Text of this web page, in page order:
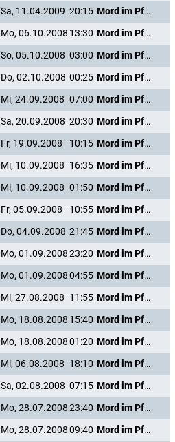
Sa, 11.04.2009 20:15
Mord im Pfarrhaus
Mo, 06.10.2008 13:30
Mord im Pfarrhaus
So, 05.10.2008 03:00
Mord im Pfarrhaus
Do, 02.10.2008 00:25
Mord im Pfarrhaus
Mi, 24.09.2008 07:00
Mord im Pfarrhaus
Sa, 20.09.2008 20:30
Mord im Pfarrhaus
Fr, 19.09.2008 10:15
Mord im Pfarrhaus
Mi, 10.09.2008 16:35
Mord im Pfarrhaus
Mi, 10.09.2008 01:50
Mord im Pfarrhaus
Fr, 05.09.2008 10:55
Mord im Pfarrhaus
Do, 04.09.2008 21:45
Mord im Pfarrhaus
Mo, 01.09.200823:20
Mord im Pfarrhaus
Mo, 01.09.200804:55
Mord im Pfarrhaus
Mi, 27.08.2008 11:55
Mord im Pfarrhaus
Mo, 18.08.2008 15:40
Mord im Pfarrhaus
Mo, 18.08.200801:20
Mord im Pfarrhaus
Mi, 06.08.2008 18:10
Mord im Pfarrhaus
Sa, 02.08.2008 07:15
Mord im Pfarrhaus
Mo, 28.07.200823:40
Mord im Pfarrhaus
Mo, 28.07.200809:40 Mord im Pfarrhaus